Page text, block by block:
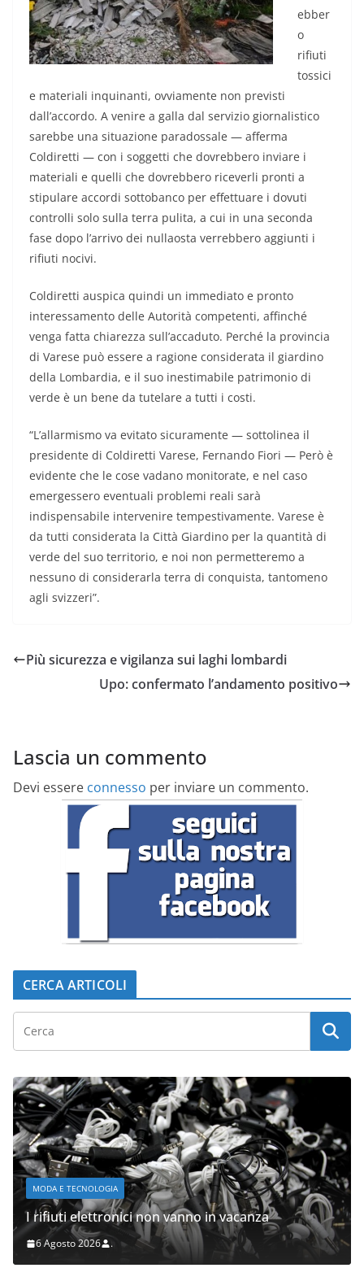
ebber
o
rifiuti
tossici
e materiali inquinanti, ovviamente non previsti
dall’accordo. A venire a galla dal servizio giornalistico
sarebbe una situazione paradossale — afferma
Coldiretti — con i soggetti che dovrebbero inviare i
materiali e quelli che dovrebbero riceverli pronti a
stipulare accordi sottobanco per effettuare i dovuti
controlli solo sulla terra pulita, a cui in una seconda
fase dopo l’arrivo dei nullaosta verrebbero aggiunti i
rifiuti nocivi.
Coldiretti auspica quindi un immediato e pronto
interessamento delle Autorità competenti, affinché
venga fatta chiarezza sull’accaduto. Perché la provincia
di Varese può essere a ragione considerata il giardino
della Lombardia, e il suo inestimabile patrimonio di
verde è un bene da tutelare a tutti i costi.
“L’allarmismo va evitato sicuramente — sottolinea il
presidente di Coldiretti Varese, Fernando Fiori — Però è
evidente che le cose vadano monitorate, e nel caso
emergessero eventuali problemi reali sarà
indispensabile intervenire tempestivamente. Varese è
da tutti considerata la Città Giardino per la quantità di
verde del suo territorio, e noi non permetteremo a
nessuno di considerarla terra di conquista, tantomeno
agli svizzeri”.
Più sicurezza e vigilanza sui laghi lombardi
Upo: confermato l’andamento positivo
Lascia un commento
Devi essere connesso per inviare un commento.
CERCA ARTICOLI
MODA E TECNOLOGIA
I rifiuti elettronici non vanno in vacanza
6 Agosto 2026 .